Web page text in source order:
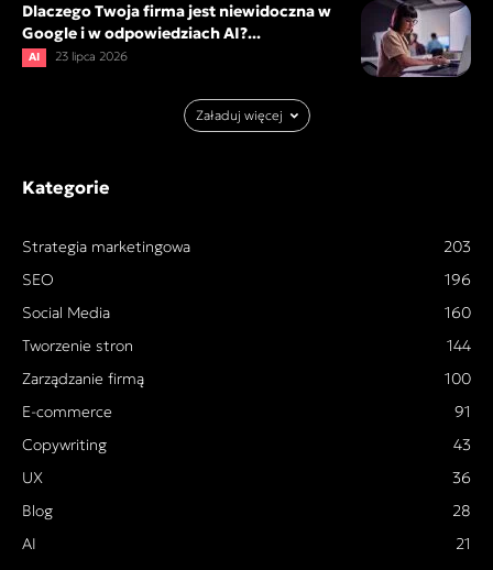
Dlaczego Twoja firma jest niewidoczna w
Google i w odpowiedziach AI?...
AI 23 lipca 2026
Załaduj więcej
Kategorie
Strategia marketingowa
203
SEO
196
Social Media
160
Tworzenie stron
144
Zarządzanie firmą
100
E-commerce
91
Copywriting
43
UX
36
Blog
28
AI
21